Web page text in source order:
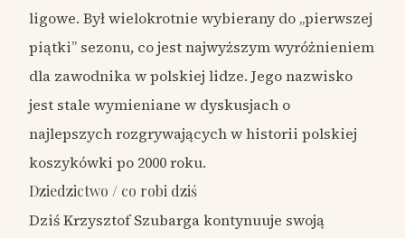
ligowe. Był wielokrotnie wybierany do „pierwszej
piątki” sezonu, co jest najwyższym wyróżnieniem
dla zawodnika w polskiej lidze. Jego nazwisko
jest stale wymieniane w dyskusjach o
najlepszych rozgrywających w historii polskiej
koszykówki po 2000 roku.
Dziedzictwo / co robi dziś
Dziś Krzysztof Szubarga kontynuuje swoją